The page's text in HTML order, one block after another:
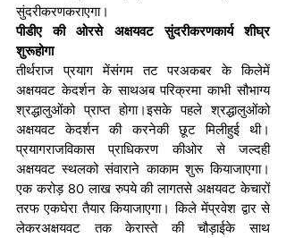
सुंदरीकरणकराएगा।
पीडीए की ओरसे अक्षयवट सुंदरीकरणकार्य शीघ्र
शुरूहोगा
तीर्थराज प्रयाग मेंसंगम तट परअकबर के किलेमें
अक्षयवट केदर्शन के साथअब परिक्रमा काभी सौभाग्य
श्रद्धालुओंको प्राप्त होगा।इसके पहले श्रद्धालुओंको
अक्षयवट केदर्शन की करनेकी छूट मिलीहुई थी।
प्रयागराजविकास प्राधिकरण कीओर से जल्दही
अक्षयवट स्थलको संवाराने काकाम शुरू कियाजाएगा।
एक करोड़ 80 लाख रुपये की लागतसे अक्षयवट केचारों
तरफ एकघेरा तैयार कियाजाएगा। किले मेंप्रवेश द्वार से
लेकरअक्षयवट तक केरास्ते की चौड़ाईके साथ